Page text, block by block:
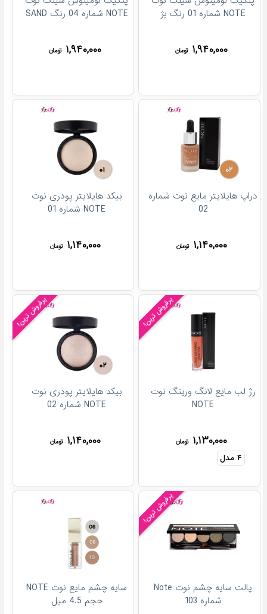
NOTE شماره 01 رنگ بژ
۱,۹۴۰,۰۰۰ تومان
NOTE شماره 04 رنگ SAND
۱,۹۴۰,۰۰۰ تومان
دراپ هایلایتر مایع نوت شماره
02
۱,۱۴۰,۰۰۰ تومان
بیکد هایلایتر پودری نوت
NOTE شماره 01
۱,۱۴۰,۰۰۰ تومان
پرفروش ترین!
رژ لب مایع لانگ ورینگ نوت
NOTE
۱,۱۳۰,۰۰۰ تومان
۴ مدل
پرفروش ترین!
بیکد هایلایتر پودری نوت
NOTE شماره 02
۱,۱۴۰,۰۰۰ تومان
پرفروش ترین!
پالت سایه چشم نوت Note
شماره 103
سایه چشم مایع نوت NOTE
حجم 4.5 میل